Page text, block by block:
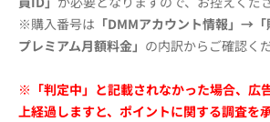
※購入番号は 「DMMアカウント情報」→
プレミアム月額料金」 の内訳からご確認く
※「判定中」と記載されなかった場合、広
上経過しますと、ポイントに関する調査を